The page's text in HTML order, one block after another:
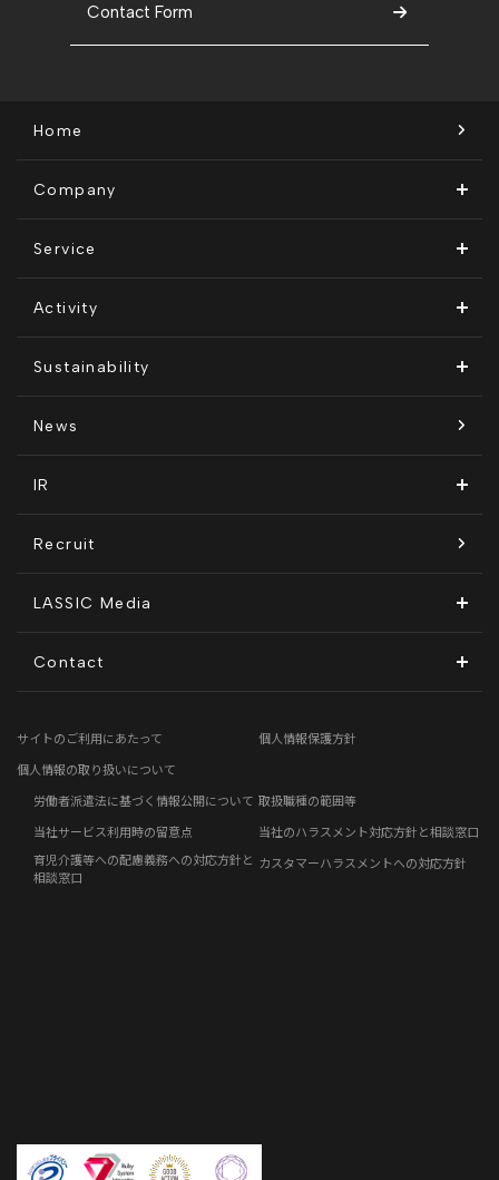
Contact Form
Home
Company
ビジョン・ミッション
会社概要
沿革
Service
Remogu（リモグ）・リラシク
Remoguフリーランス
Activity
メディア運営
テレリモ総研
Sustainability
SDGsに対する取り組み
コンプライアンス推進体制
News
IR
開示情報
コーポレート・ガバナンス
免責事項
Recruit
LASSIC Media
地方創生コラム
お客さまの声
社員の声
事例紹介
Contact
サイトのご利用にあたって
個人情報保護方針
個人情報の取り扱いについて
労働者派遣法に基づく情報公開について 取扱職種の範囲等
当社サービス利用時の留意点
当社のハラスメント対応方針と相談窓口
育児介護等への配慮義務への対応方針と
相談窓口
カスタマーハラスメントへの対応方針